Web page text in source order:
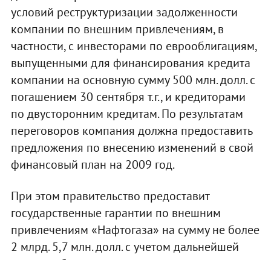
условий реструктуризации задолженности
компании по внешним привлечениям, в
частности, с инвесторами по еврооблигациям,
выпущенными для финансирования кредита
компании на основную сумму 500 млн. долл. с
погашением 30 сентября т.г., и кредиторами
по двусторонним кредитам. По результатам
переговоров компания должна предоставить
предложения по внесению изменений в свой
финансовый план на 2009 год.
При этом правительство предоставит
государственные гарантии по внешним
привлечениям «Нафтогаза» на сумму не более
2 млрд. 5,7 млн. долл. с учетом дальнейшей